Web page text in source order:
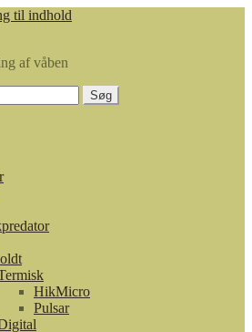
til indhold
af våben
Søg
HikMicro
Pulsar